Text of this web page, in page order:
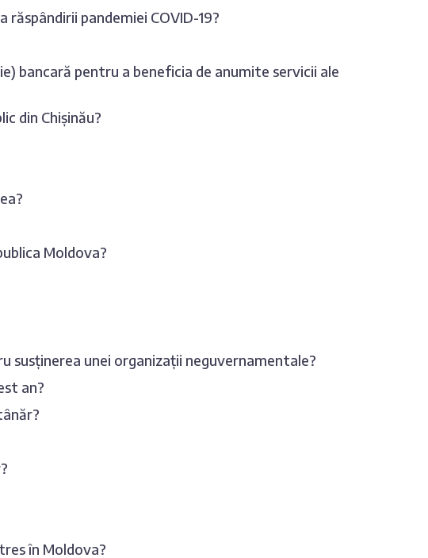
pandemiei COVID-19?
bancară pentru a beneficia de anumite servicii ale
din Chișinău?
Moldova?
susținerea unei organizații neguvernamentale?
an?
în Moldova?